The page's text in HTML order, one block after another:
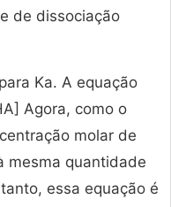
de dissociação
Ka. A equação
Agora, como o
molar de
mesma quantidade
essa equação é